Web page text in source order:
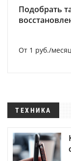
Подобрать
От 1 руб./
ТЕХНИКА